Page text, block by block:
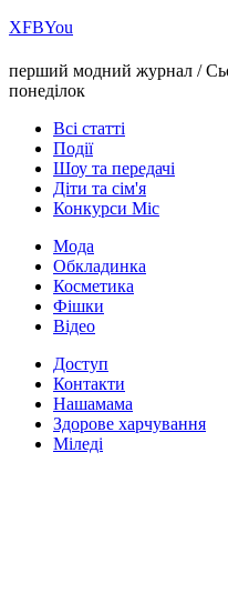
ХFBYou
перший модний журнал /
понеділок
Всі статті
Події
Шоу та передачі
Діти та сім'я
Конкурси Міс
Мода
Обкладинка
Косметика
Фішки
Відео
Доступ
Контакти
Нашамама
Здорове харчування
Міледі